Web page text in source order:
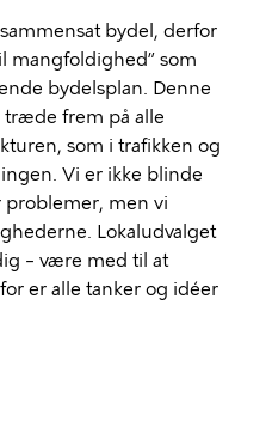
bydel, derfor
mangfoldighed” som
bydelsplan. Denne
frem på alle
som i trafikken og
Vi er ikke blinde
problemer, men vi
Lokaludvalget
– være med til at
er alle tanker og idéer